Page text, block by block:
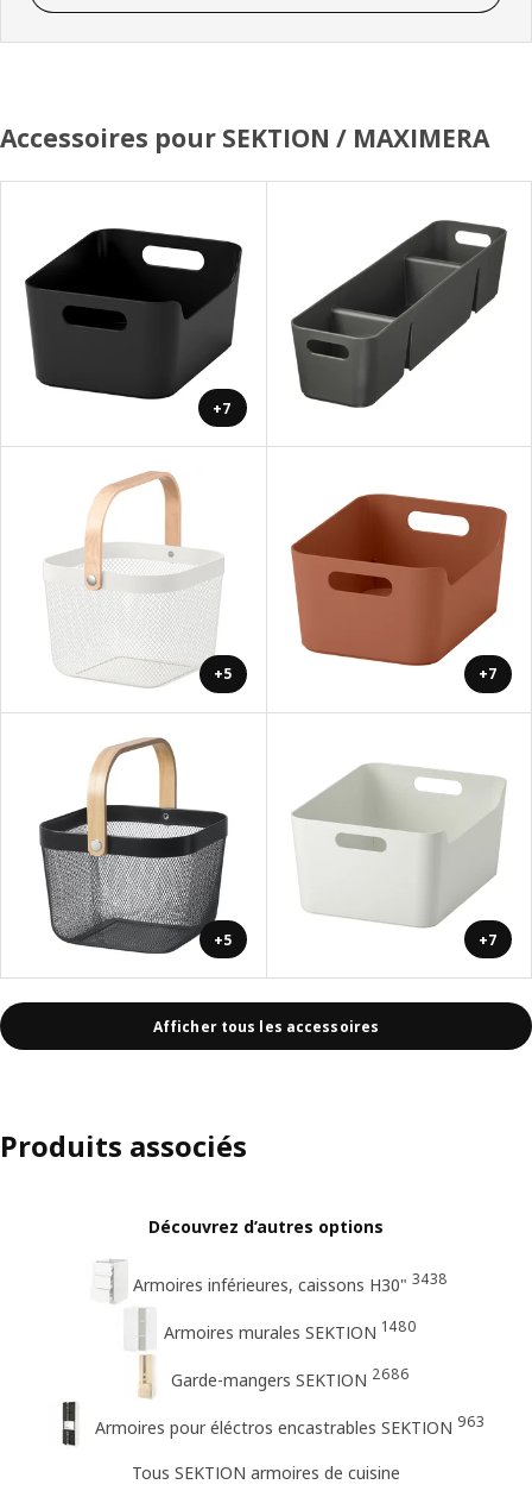
Accessoires pour SEKTION / MAXIMERA
+7
+5 +7
+5 +7
Afficher tous les accessoires
Produits associés
Découvrez d’autres options
Armoires inférieures, caissons H30" 3438
Armoires murales SEKTION 1480
Garde-mangers SEKTION 2686
Armoires pour éléctros encastrables SEKTION 963
Tous SEKTION armoires de cuisine